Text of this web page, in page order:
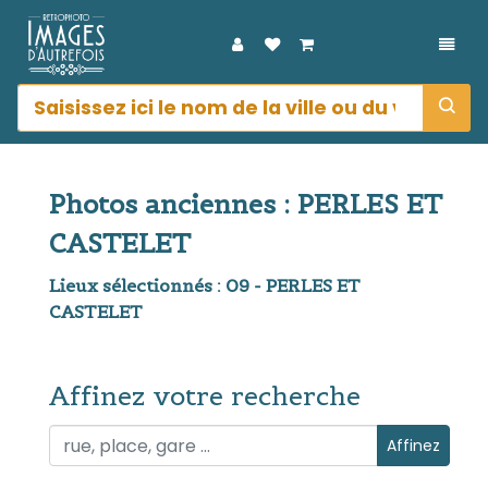
Photos anciennes : PERLES ET
CASTELET
Lieux sélectionnés : 09 - PERLES ET
CASTELET
Affinez votre recherche
Affinez votre recherche Affinez